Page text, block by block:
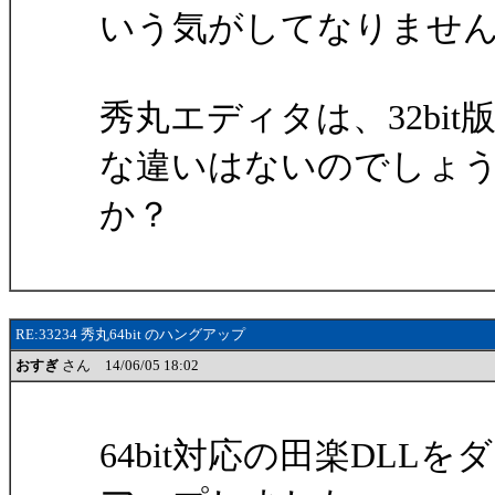
いう気がしてなりませ
秀丸エディタは、32bit
な違いはないのでしょ
か？
RE:33234 秀丸64bit のハングアップ
おすぎ さん 14/06/05 18:02
64bit対応の田楽DLLを